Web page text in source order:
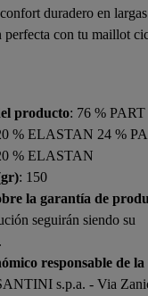
duradero en
con tu maillot
producto: 76 %
% ELASTAN 24 %
% ELASTAN
: 150
la garantía de
seguirán siendo su
responsable de
s.p.a. - Via